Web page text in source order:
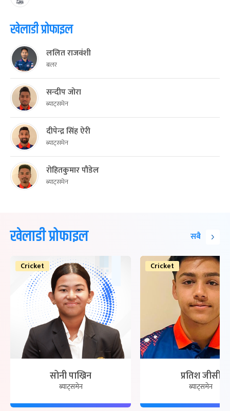
खेलाडी प्रोफाइल
ललित राजवंशी
बलर
सन्दीप जोरा
ब्याट्समेन
दीपेन्द्र सिंह ऐरी
ब्याट्समेन
रोहितकुमार पौडेल
ब्याट्समेन
खेलाडी प्रोफाइल सबै
Cricket
सोनी पाख्रिन
ब्याट्समेन
Cricket
प्रतिश जीसी
ब्याट्समेन